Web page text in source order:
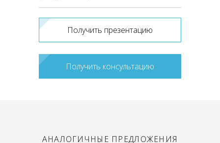
Получить презентацию
Получить консультацию
АНАЛОГИЧНЫЕ ПРЕДЛОЖЕНИЯ